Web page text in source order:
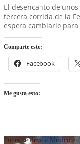
El desencanto de
tercera corrida de la
espera cambiarlo
Comparte esto:
Facebook
Me gusta esto:
Ponce se lleva a México